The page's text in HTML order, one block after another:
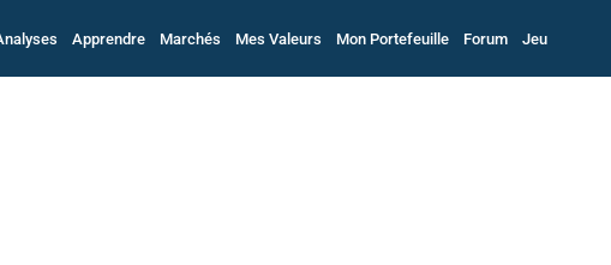
Apprendre Marchés Mes Valeurs Mon Portefeuille Forum Jeu